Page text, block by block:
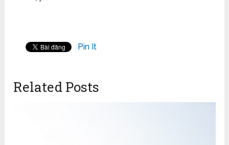
Pin It
Related Posts